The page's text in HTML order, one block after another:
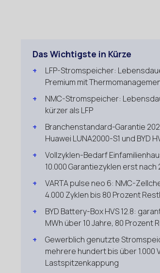
Das Wichtigste in Kürze
LFP-Stromspeicher:
Premium mit
NMC-Stromspeicher:
kürzer als LFP
Branchenstandard-Garantie
Huawei LUNA2000-S1 und BYD
Vollzyklen-Bedarf
10.000 Garantiezyklen erst
VARTA pulse neo 6: NMC-
4.000 Zyklen bis 80 Prozent
BYD Battery-Box HVS 12.8:
MWh über 10 Jahre, 80
Gewerblich genutzte
mehrere hundert bis über 1.000
Lastspitzenkappung